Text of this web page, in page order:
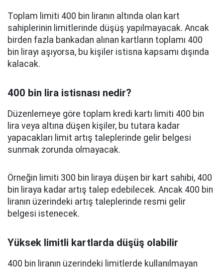
Toplam limiti 400 bin liranın altında olan kart
sahiplerinin limitlerinde düşüş yapılmayacak. Ancak
birden fazla bankadan alınan kartların toplamı 400
bin lirayı aşıyorsa, bu kişiler istisna kapsamı dışında
kalacak.
400 bin lira istisnası nedir?
Düzenlemeye göre toplam kredi kartı limiti 400 bin
lira veya altına düşen kişiler, bu tutara kadar
yapacakları limit artış taleplerinde gelir belgesi
sunmak zorunda olmayacak.
Örneğin limiti 300 bin liraya düşen bir kart sahibi, 400
bin liraya kadar artış talep edebilecek. Ancak 400 bin
liranın üzerindeki artış taleplerinde resmi gelir
belgesi istenecek.
Yüksek limitli kartlarda düşüş olabilir
400 bin liranın üzerindeki limitlerde kullanılmayan